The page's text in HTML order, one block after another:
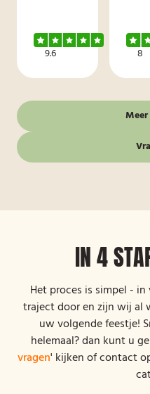
9.6 8
IN 4
Het proces is simpel -
traject door en zijn wij al
uw volgende feestje!
helemaal? dan kunt u
vragen' kijken of contact